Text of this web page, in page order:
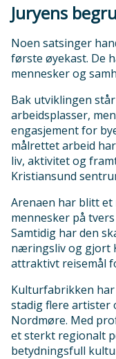
Juryens
Noen satsinger
første øyekast. De
mennesker og
Bak utviklingen
arbeidsplasser,
engasjement for
målrettet arbeid
liv, aktivitet og
Kristiansund
Arenaen har blitt
mennesker på
Samtidig har den
næringsliv og gjort
attraktivt reisemål
Kulturfabrikken
stadig flere artister
Nordmøre. Med
et sterkt regionalt
betydningsfull